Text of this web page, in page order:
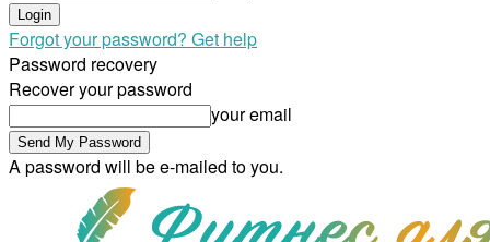
Forgot your password? Get help
Password recovery
Recover your password
your email
A password will be e-mailed to you.